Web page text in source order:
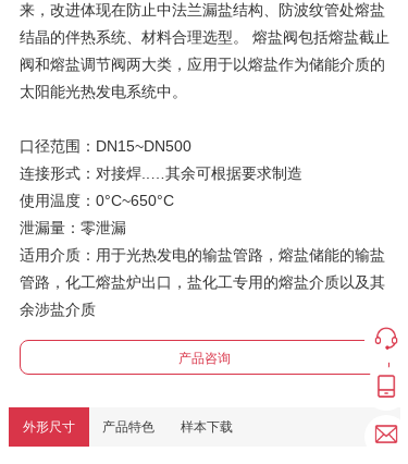
来，改进体现在防止中法兰漏盐结构、防波纹管处熔盐
结晶的伴热系统、材料合理选型。 熔盐阀包括熔盐截止
阀和熔盐调节阀两大类，应用于以熔盐作为储能介质的
太阳能光热发电系统中。
口径范围：DN15~DN500
连接形式：对接焊..…其余可根据要求制造
使用温度：0°C~650°C
泄漏量：零泄漏
适用介质：用于光热发电的输盐管路，熔盐储能的输盐
管路，化工熔盐炉出口，盐化工专用的熔盐介质以及其
余涉盐介质
产品咨询
外形尺寸 产品特色 样本下载